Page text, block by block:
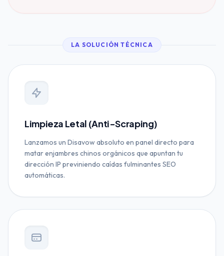
LA SOLUCIÓN TÉCNICA
Limpieza Letal (Anti-Scraping)
Lanzamos un Disavow absoluto en panel directo para
matar enjambres chinos orgánicos que apuntan tu
dirección IP previniendo caídas fulminantes SEO
automáticas.